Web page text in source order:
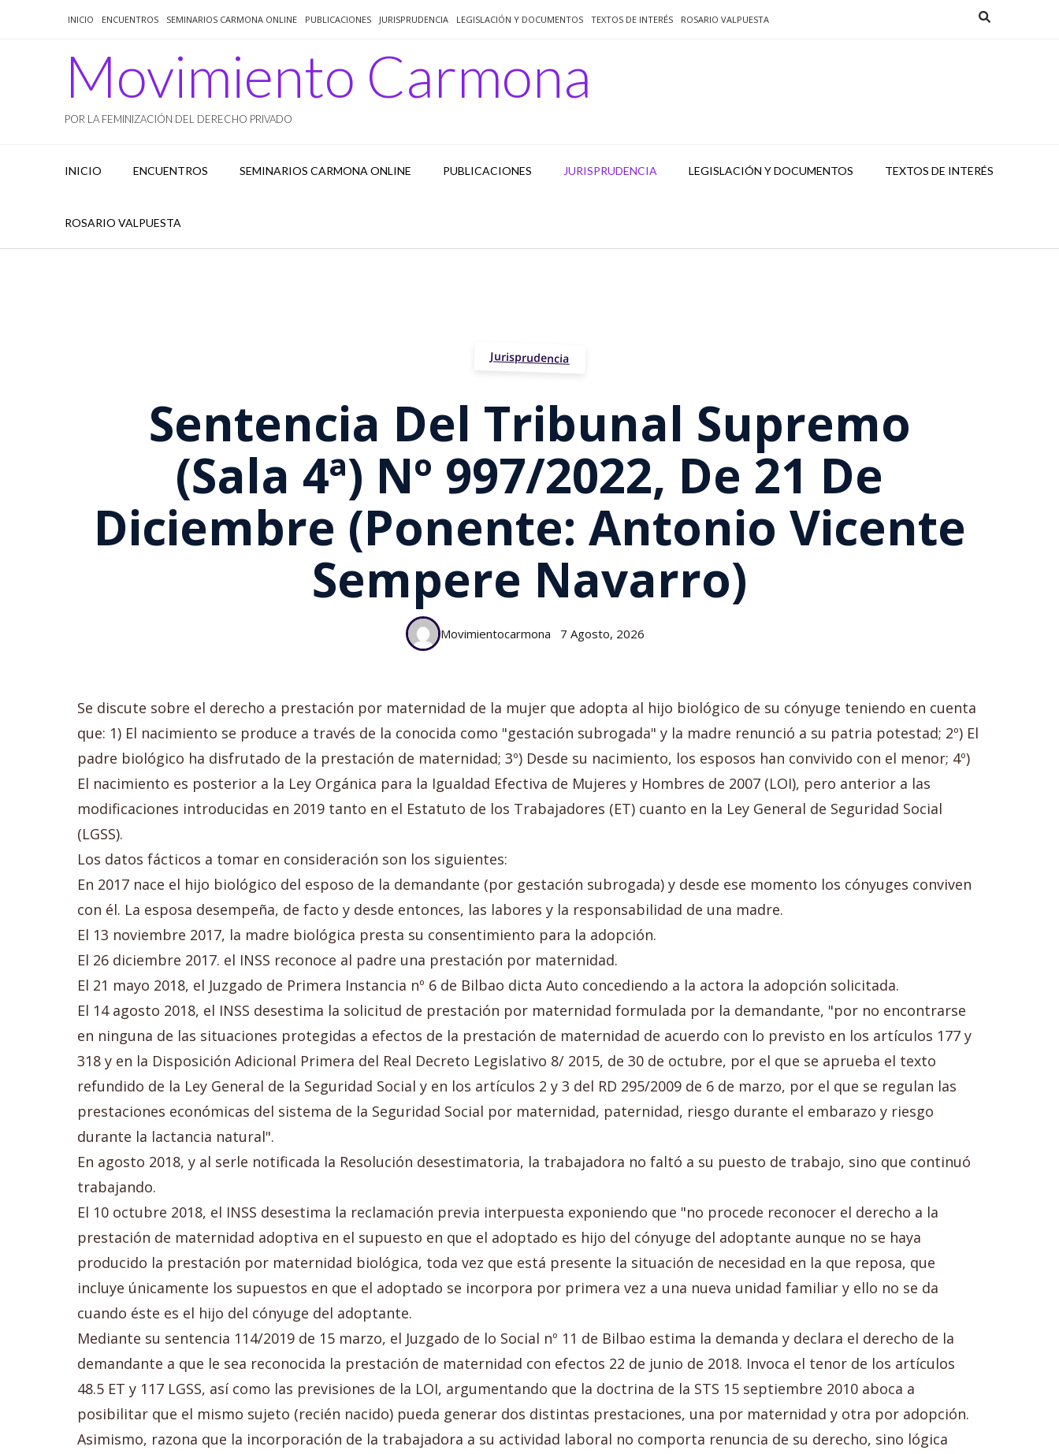
INICIO ENCUENTROS SEMINARIOS CARMONA ONLINE PUBLICACIONES JURISPRUDENCIA LEGISLACIÓN Y DOCUMENTOS TEXTOS DE INTERÉS ROSARIO VALPUESTA
Movimiento Carmona
POR LA FEMINIZACIÓN DEL DERECHO PRIVADO
INICIO ENCUENTROS SEMINARIOS CARMONA ONLINE PUBLICACIONES JURISPRUDENCIA LEGISLACIÓN Y DOCUMENTOS TEXTOS DE INTERÉS
ROSARIO VALPUESTA
Jurisprudencia
Sentencia Del Tribunal Supremo
(Sala 4ª) Nº 997/2022, De 21 De
Diciembre (Ponente: Antonio Vicente
Sempere Navarro)
Movimientocarmona 7 Agosto, 2026
Se discute sobre el derecho a prestación por maternidad de la mujer que adopta al hijo biológico de su cónyuge teniendo en cuenta
que: 1) El nacimiento se produce a través de la conocida como "gestación subrogada" y la madre renunció a su patria potestad; 2º) El
padre biológico ha disfrutado de la prestación de maternidad; 3º) Desde su nacimiento, los esposos han convivido con el menor; 4º)
El nacimiento es posterior a la Ley Orgánica para la Igualdad Efectiva de Mujeres y Hombres de 2007 (LOI), pero anterior a las
modificaciones introducidas en 2019 tanto en el Estatuto de los Trabajadores (ET) cuanto en la Ley General de Seguridad Social
(LGSS).
Los datos fácticos a tomar en consideración son los siguientes:
En 2017 nace el hijo biológico del esposo de la demandante (por gestación subrogada) y desde ese momento los cónyuges conviven
con él. La esposa desempeña, de facto y desde entonces, las labores y la responsabilidad de una madre.
El 13 noviembre 2017, la madre biológica presta su consentimiento para la adopción.
El 26 diciembre 2017. el INSS reconoce al padre una prestación por maternidad.
El 21 mayo 2018, el Juzgado de Primera Instancia nº 6 de Bilbao dicta Auto concediendo a la actora la adopción solicitada.
El 14 agosto 2018, el INSS desestima la solicitud de prestación por maternidad formulada por la demandante, "por no encontrarse
en ninguna de las situaciones protegidas a efectos de la prestación de maternidad de acuerdo con lo previsto en los artículos 177 y
318 y en la Disposición Adicional Primera del Real Decreto Legislativo 8/ 2015, de 30 de octubre, por el que se aprueba el texto
refundido de la Ley General de la Seguridad Social y en los artículos 2 y 3 del RD 295/2009 de 6 de marzo, por el que se regulan las
prestaciones económicas del sistema de la Seguridad Social por maternidad, paternidad, riesgo durante el embarazo y riesgo
durante la lactancia natural".
En agosto 2018, y al serle notificada la Resolución desestimatoria, la trabajadora no faltó a su puesto de trabajo, sino que continuó
trabajando.
El 10 octubre 2018, el INSS desestima la reclamación previa interpuesta exponiendo que "no procede reconocer el derecho a la
prestación de maternidad adoptiva en el supuesto en que el adoptado es hijo del cónyuge del adoptante aunque no se haya
producido la prestación por maternidad biológica, toda vez que está presente la situación de necesidad en la que reposa, que
incluye únicamente los supuestos en que el adoptado se incorpora por primera vez a una nueva unidad familiar y ello no se da
cuando éste es el hijo del cónyuge del adoptante.
Mediante su sentencia 114/2019 de 15 marzo, el Juzgado de lo Social nº 11 de Bilbao estima la demanda y declara el derecho de la
demandante a que le sea reconocida la prestación de maternidad con efectos 22 de junio de 2018. Invoca el tenor de los artículos
48.5 ET y 117 LGSS, así como las previsiones de la LOI, argumentando que la doctrina de la STS 15 septiembre 2010 aboca a
posibilitar que el mismo sujeto (recién nacido) pueda generar dos distintas prestaciones, una por maternidad y otra por adopción.
Asimismo, razona que la incorporación de la trabajadora a su actividad laboral no comporta renuncia de su derecho, sino lógica